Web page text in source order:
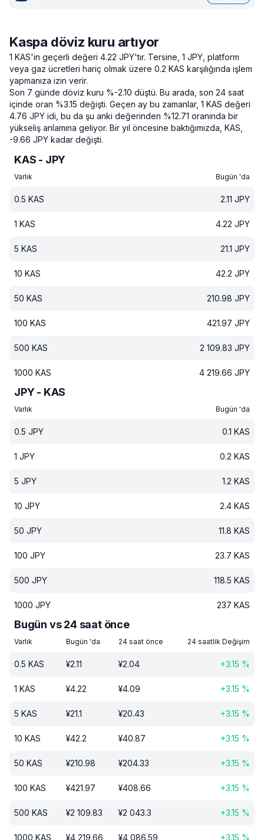
Kaspa döviz kuru artıyor
1 KAS'in geçerli değeri 4.22 JPY'tır. Tersine, 1 JPY, platform
veya gaz ücretleri hariç olmak üzere 0.2 KAS karşılığında işlem
yapmanıza izin verir.
Son 7 günde döviz kuru %-2.10 düştü. Bu arada, son 24 saat
içinde oran %3.15 değişti. Geçen ay bu zamanlar, 1 KAS değeri
4.76 JPY idi, bu da şu anki değerinden %12.71 oranında bir
yükseliş anlamına geliyor. Bir yıl öncesine baktığımızda, KAS,
-9.66 JPY kadar değişti.
KAS - JPY
Varlık Bugün 'da
0.5 KAS 2.11 JPY
1 KAS 4.22 JPY
5 KAS 21.1 JPY
10 KAS 42.2 JPY
50 KAS 210.98 JPY
100 KAS 421.97 JPY
500 KAS 2 109.83 JPY
1000 KAS 4 219.66 JPY
JPY - KAS
Varlık Bugün 'da
0.5 JPY 0.1 KAS
1 JPY 0.2 KAS
5 JPY 1.2 KAS
10 JPY 2.4 KAS
50 JPY 11.8 KAS
100 JPY 23.7 KAS
500 JPY 118.5 KAS
1000 JPY 237 KAS
Bugün vs 24 saat önce
Varlık Bugün 'da 24 saat önce 24 saatlik Değişim
0.5 KAS ¥2.11 ¥2.04 +3.15 %
1 KAS ¥4.22 ¥4.09 +3.15 %
5 KAS ¥21.1 ¥20.43 +3.15 %
10 KAS ¥42.2 ¥40.87 +3.15 %
50 KAS ¥210.98 ¥204.33 +3.15 %
100 KAS ¥421.97 ¥408.66 +3.15 %
500 KAS ¥2 109.83 ¥2 043.3 +3.15 %
1000 KAS ¥4 219.66 ¥4 086.59 +3.15 %